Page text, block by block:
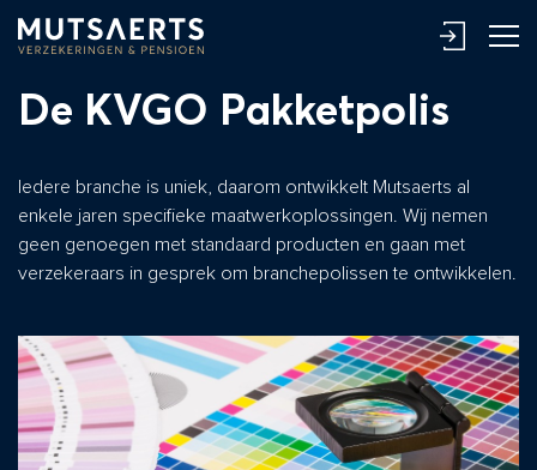
De KVGO Pakketpolis
Iedere branche is uniek, daarom ontwikkelt Mutsaerts al
enkele jaren specifieke maatwerkoplossingen. Wij nemen
geen genoegen met standaard producten en gaan met
verzekeraars in gesprek om branchepolissen te ontwikkelen.